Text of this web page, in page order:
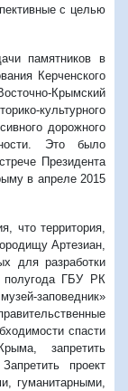
с целью
памятников в
Керченского
Крымский
культурного
дорожного
Это было
Президента
в апреле 2015
что территория,
Артезиан,
для разработки
полугода ГБУ РК
заповедник»
спасти
запретить
проект
гуманитарными,